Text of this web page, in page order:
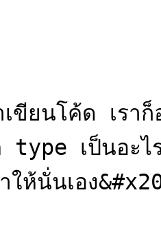
เขียนโค้ด เรา
เป็นอะไ
ให้นั่นเอง